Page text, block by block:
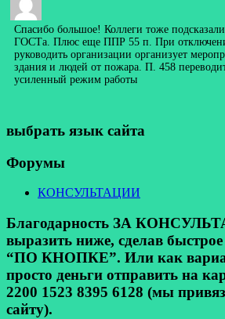
Спасибо большое! Коллеги тоже
ГОСТа. Плюс еще ППР 55 п. При
руководить организации организует
здания и людей от пожара. П. 458
усиленный режим работы
выбрать язык сайта
Форумы
КОНСУЛЬТАЦИИ
Благодарность ЗА
выразить ниже, сделав быстрое
“ПО КНОПКЕ”. Или как
просто деньги отправить на
2200 1523 8395 6128 (мы
сайту).